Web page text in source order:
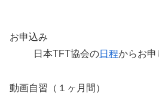
お申込み
日本TFT協会の日程からお申
動画自習（１ヶ月間）